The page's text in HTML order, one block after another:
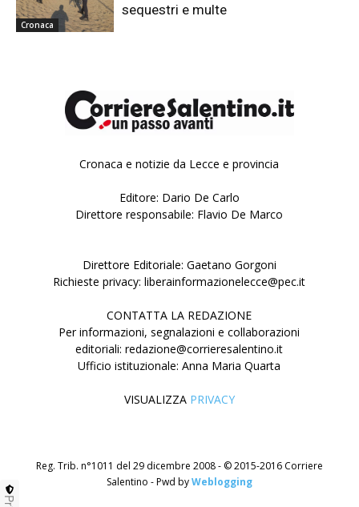
Cronaca
sequestri e multe
Cronaca e notizie da Lecce e provincia
Editore: Dario De Carlo
Direttore responsabile: Flavio De Marco
Direttore Editoriale: Gaetano Gorgoni
Richieste privacy: liberainformazionelecce@pec.it
CONTATTA LA REDAZIONE
Per informazioni, segnalazioni e collaborazioni
editoriali: redazione@corrieresalentino.it
Ufficio istituzionale: Anna Maria Quarta
VISUALIZZA PRIVACY
Reg. Trib. n°1011 del 29 dicembre 2008 - © 2015-2016 Corriere
Salentino - Pwd byWeblogging